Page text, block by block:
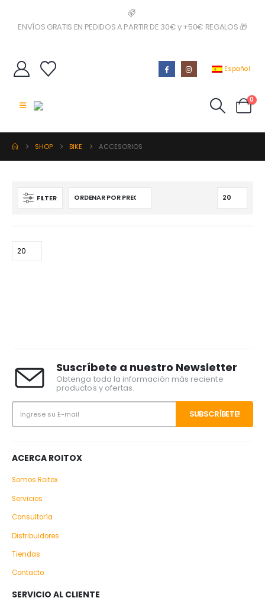
ENVÍOS GRATIS EN PEDIDOS A PARTIR DE 30€ y +50€ REGALOS 🎁
Español
0
SHOP BIKE ACCESORIOS
FILTER
Suscríbete a nuestro Newsletter
Obtenga toda la información más reciente
productos y ofertas.
ACERCA ROITOX
Somos Roitox
Servicios
Consultoría
Distribuidores
Tiendas
Contacto
SERVICIO AL CLIENTE